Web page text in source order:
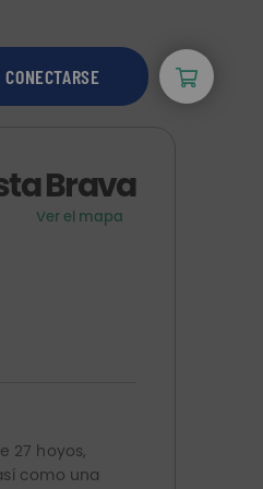
CONECTARSE
Brava
Ver el mapa
27 hoyos,
como una